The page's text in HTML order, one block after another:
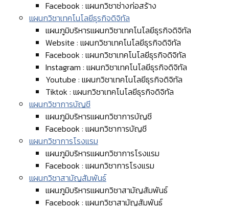
Facebook : แผนกวิชาช่างก่อสร้าง
แผนกวิชาเทคโนโลยีธุรกิจดิจิทัล
แผนภูมิบริหารแผนกวิชาเทคโนโลยีธุรกิจดิจิทัล
Website : แผนกวิชาเทคโนโลยีธุรกิจดิจิทัล
Facebook : แผนกวิชาเทคโนโลยีธุรกิจดิจิทัล
Instagram : แผนกวิชาเทคโนโลยีธุรกิจดิจิทัล
Youtube : แผนกวิชาเทคโนโลยีธุรกิจดิจิทัล
Tiktok : แผนกวิชาเทคโนโลยีธุรกิจดิจิทัล
แผนกวิชาการบัญชี
แผนภูมิบริหารแผนกวิชาการบัญชี
Facebook : แผนกวิชาการบัญชี
แผนกวิชาการโรงแรม
แผนภูมิบริหารแผนกวิชาการโรงแรม
Facebook : แผนกวิชาการโรงแรม
แผนกวิชาสามัญสัมพันธ์
แผนภูมิบริหารแผนกวิชาสามัญสัมพันธ์
Facebook : แผนกวิชาสามัญสัมพันธ์